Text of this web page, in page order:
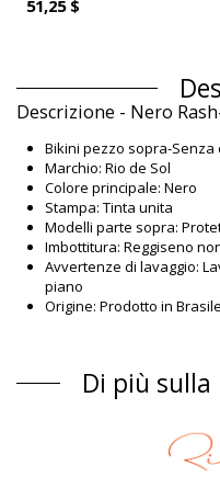
51,25 $
Descrizione - Nero
Bikini pezzo sopra-Senza
Marchio: Rio de Sol
Colore principale: Nero
Stampa: Tinta unita
Modelli parte sopra:
Imbottitura: Reggiseno
Avvertenze di lavaggio:
piano
Origine: Prodotto in Brasile
Composizione: 84%
Fodera: 84% Polyamide,
Protezione UV: UPF 50+
Di più sulla